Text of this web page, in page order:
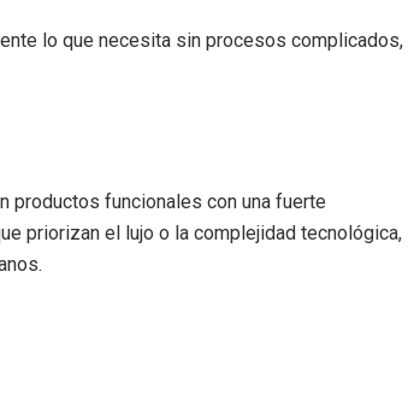
lo que necesita sin procesos complicados,
funcionales con una fuerte
priorizan el lujo o la complejidad tecnológica,